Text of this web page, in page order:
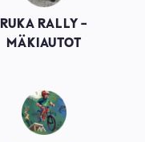
RUKA RALLY -
MÄKIAUTOT
Image